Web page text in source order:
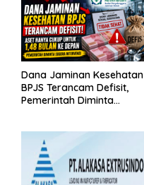
Dana Jaminan Kesehatan
BPJS Terancam Defisit,
Pemerintah Diminta